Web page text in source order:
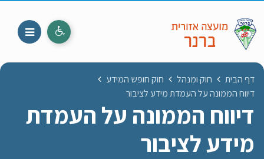
דף הבית חוק ומנהל
חוק חופש המידע
דיווח הממונה על העמדת מידע לציבור
דיווח הממונה על העמדת
מידע לציבור